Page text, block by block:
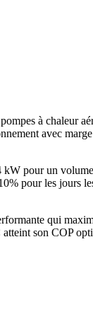
à chaleur
avec
pour un
pour les jours
qui
son COP